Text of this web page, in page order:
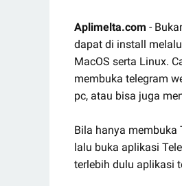
Aplimelta.com -
dapat di install
MacOS serta Linux.
membuka telegram
pc, atau bisa juga
Bila hanya membuka
lalu buka aplikasi
terlebih dulu aplikasi